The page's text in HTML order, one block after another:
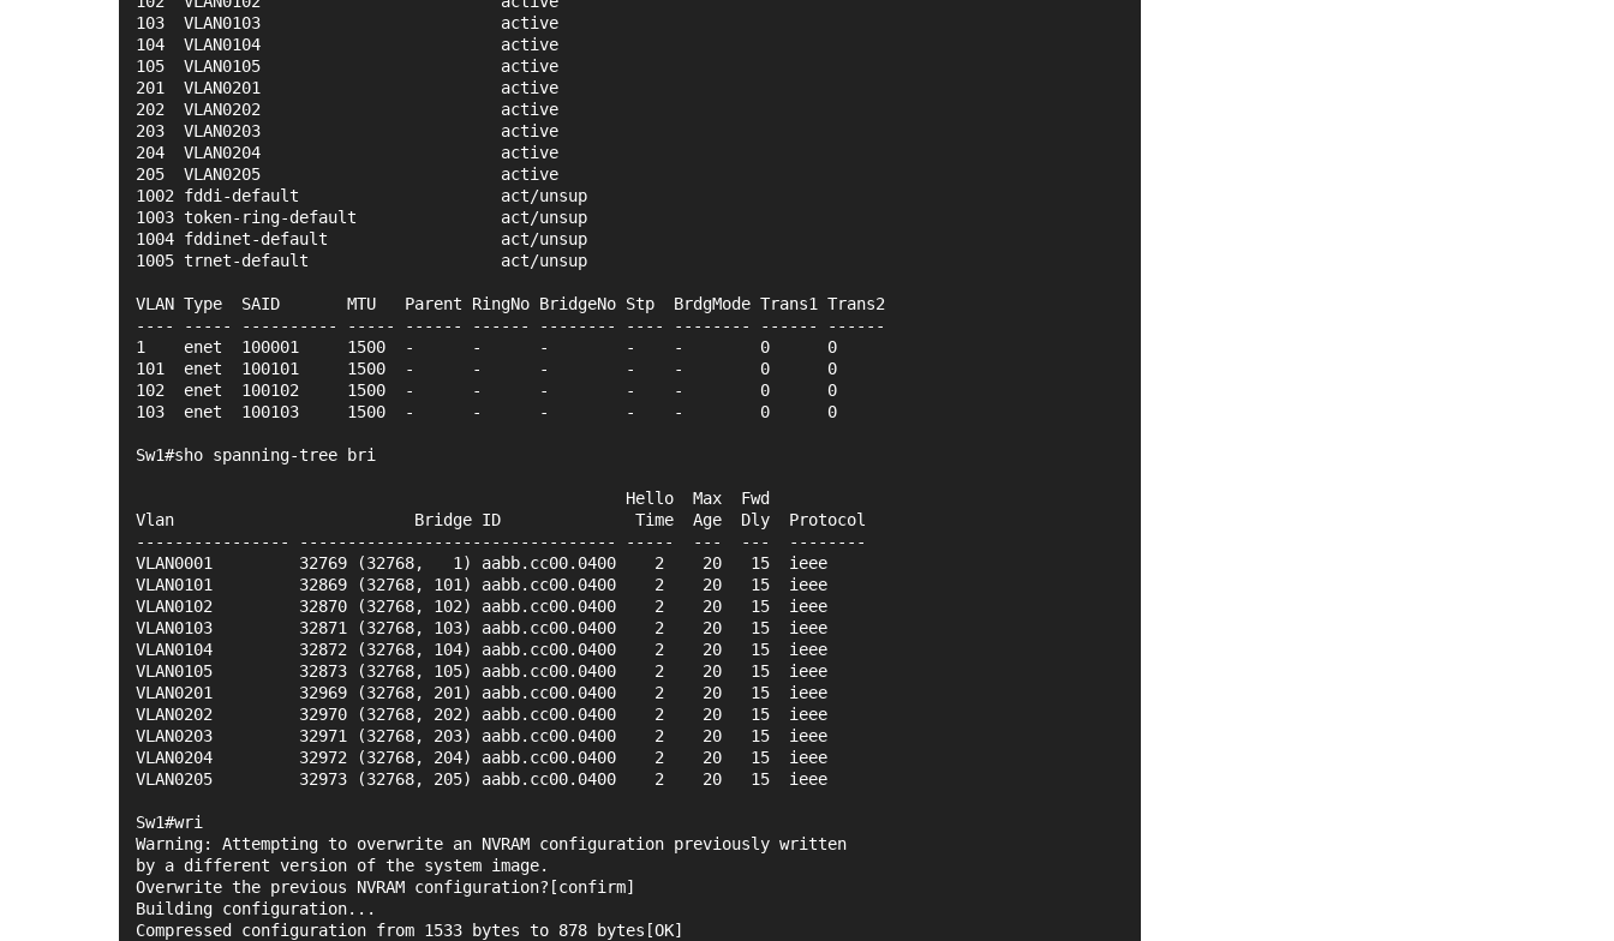
103  VLAN0103                         active
104  VLAN0104                         active
105  VLAN0105                         active
201  VLAN0201                         active
202  VLAN0202                         active
203  VLAN0203                         active
204  VLAN0204                         active
205  VLAN0205                         active
1002 fddi-default                     act/unsup
1003 token-ring-default               act/unsup
1004 fddinet-default                  act/unsup
1005 trnet-default                    act/unsup
VLAN Type  SAID       MTU   Parent RingNo BridgeNo Stp  BrdgMode Trans1 Trans2
---- ----- ---------- ----- ------ ------ -------- ---- -------- ------ ------
1    enet  100001     1500  -      -      -        -    -        0      0
101  enet  100101     1500  -      -      -        -    -        0      0
102  enet  100102     1500  -      -      -        -    -        0      0
103  enet  100103     1500  -      -      -        -    -        0      0
Sw1#sho spanning-tree bri
Hello  Max  Fwd
Vlan                         Bridge ID              Time  Age  Dly  Protocol
---------------- --------------------------------- -----  ---  ---  --------
VLAN0001         32769 (32768,   1) aabb.cc00.0400    2    20   15  ieee
VLAN0101         32869 (32768, 101) aabb.cc00.0400    2    20   15  ieee
VLAN0102         32870 (32768, 102) aabb.cc00.0400    2    20   15  ieee
VLAN0103         32871 (32768, 103) aabb.cc00.0400    2    20   15  ieee
VLAN0104         32872 (32768, 104) aabb.cc00.0400    2    20   15  ieee
VLAN0105         32873 (32768, 105) aabb.cc00.0400    2    20   15  ieee
VLAN0201         32969 (32768, 201) aabb.cc00.0400    2    20   15  ieee
VLAN0202         32970 (32768, 202) aabb.cc00.0400    2    20   15  ieee
VLAN0203         32971 (32768, 203) aabb.cc00.0400    2    20   15  ieee
VLAN0204         32972 (32768, 204) aabb.cc00.0400    2    20   15  ieee
VLAN0205         32973 (32768, 205) aabb.cc00.0400    2    20   15  ieee
Sw1#wri
Warning: Attempting to overwrite an NVRAM configuration previously written
by a different version of the system image.
Overwrite the previous NVRAM configuration?[confirm]
Building configuration...
Compressed configuration from 1533 bytes to 878 bytes[OK]